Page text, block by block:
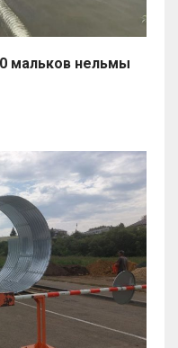
мальков нельмы